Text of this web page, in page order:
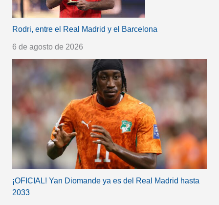
Rodri, entre el Real Madrid y el Barcelona
6 de agosto de 2026
¡OFICIAL! Yan Diomande ya es del Real Madrid hasta
2033